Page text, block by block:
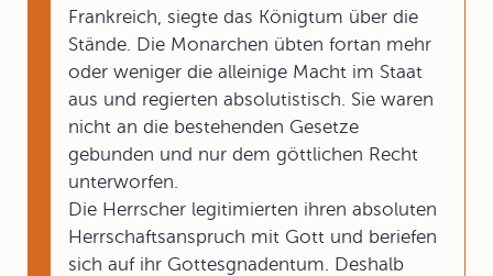
Frankreich, siegte das Königtum über die
Stände. Die Monarchen übten fortan mehr
oder weniger die alleinige Macht im Staat
aus und regierten absolutistisch. Sie waren
nicht an die bestehenden Gesetze
gebunden und nur dem göttlichen Recht
unterworfen.
Die Herrscher legitimierten ihren absoluten
Herrschaftsanspruch mit Gott und beriefen
sich auf ihr Gottesgnadentum. Deshalb